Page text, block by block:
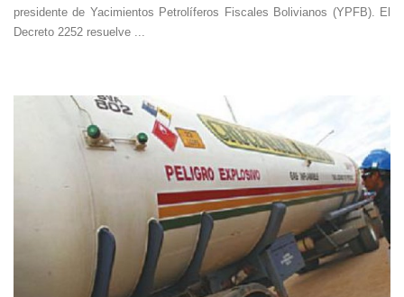
presidente de Yacimientos Petrolíferos Fiscales Bolivianos (YPFB). El
Decreto 2252 resuelve ...